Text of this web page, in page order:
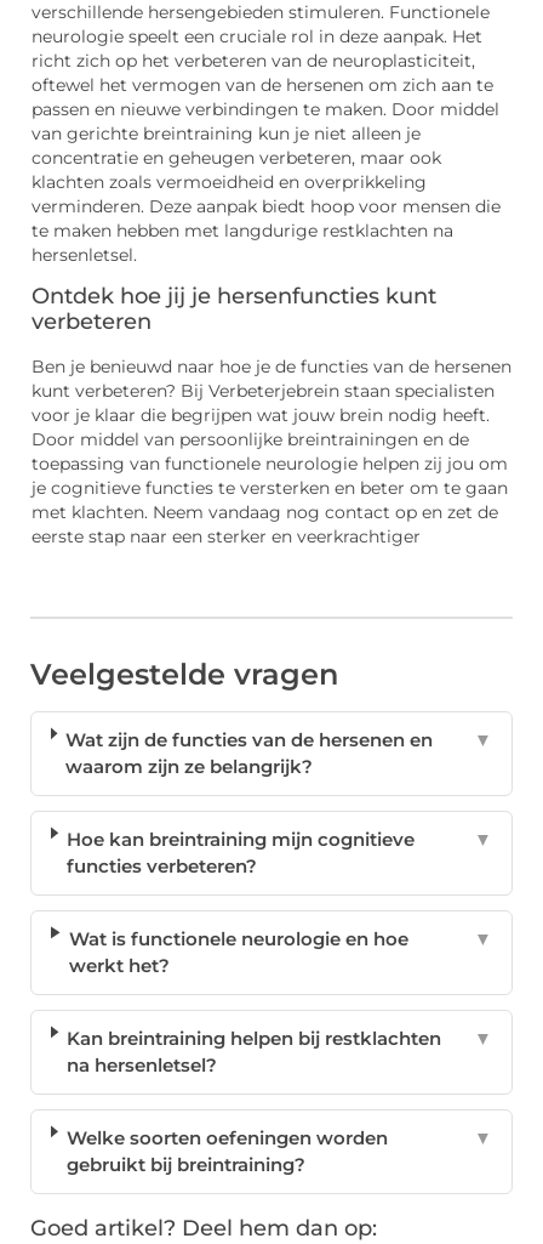
verschillende hersengebieden stimuleren. Functionele
neurologie speelt een cruciale rol in deze aanpak. Het
richt zich op het verbeteren van de neuroplasticiteit,
oftewel het vermogen van de hersenen om zich aan te
passen en nieuwe verbindingen te maken. Door middel
van gerichte breintraining kun je niet alleen je
concentratie en geheugen verbeteren, maar ook
klachten zoals vermoeidheid en overprikkeling
verminderen. Deze aanpak biedt hoop voor mensen die
te maken hebben met langdurige restklachten na
hersenletsel.
Ontdek hoe jij je hersenfuncties kunt
verbeteren
Ben je benieuwd naar hoe je de functies van de hersenen
kunt verbeteren? Bij Verbeterjebrein staan specialisten
voor je klaar die begrijpen wat jouw brein nodig heeft.
Door middel van persoonlijke breintrainingen en de
toepassing van functionele neurologie helpen zij jou om
je cognitieve functies te versterken en beter om te gaan
met klachten. Neem vandaag nog contact op en zet de
eerste stap naar een sterker en veerkrachtiger
Veelgestelde vragen
Wat zijn de functies van de hersenen en
waarom zijn ze belangrijk?
▼
Hoe kan breintraining mijn cognitieve
functies verbeteren?
▼
Wat is functionele neurologie en hoe
werkt het?
▼
Kan breintraining helpen bij restklachten
na hersenletsel?
▼
Welke soorten oefeningen worden
gebruikt bij breintraining?
▼
Goed artikel? Deel hem dan op: